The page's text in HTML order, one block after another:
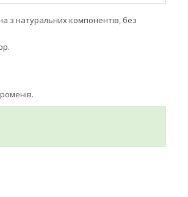
з натуральних компонентів, без